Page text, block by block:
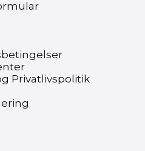
Privatlivspolitik